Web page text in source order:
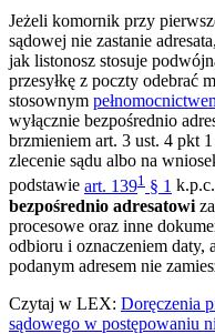
Jeżeli komornik przy
sądowej nie zastanie
jak listonosz stosuje
przesyłkę z poczty odebrać
stosownym
wyłącznie bezpośrednio
brzmieniem art. 3 ust. 4 pkt
zlecenie sądu albo na
podstawie art. 1391 § 1
bezpośrednio adresatowi
procesowe oraz inne
odbioru i oznaczeniem daty,
podanym adresem nie
Czytaj w LEX: Doręczenia
sądowego w postępowaniu